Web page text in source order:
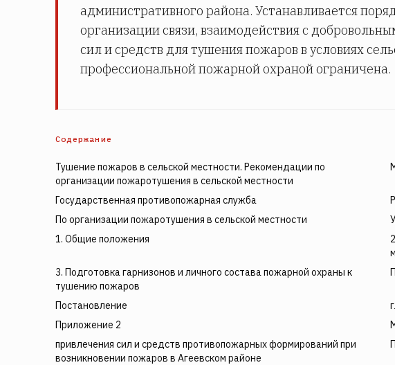
административного района. Устанавливается
организации связи, взаимодействия с
сил и средств для тушения пожаров в условиях
профессиональной пожарной охраной ограничена.
Содержание
Тушение пожаров в сельской местности. Рекомендации по
организации пожаротушения в сельской местности
Государственная противопожарная служба
По организации пожаротушения в сельской местности
1. Общие положения
3. Подготовка гарнизонов и личного состава пожарной охраны к
тушению пожаров
Постановление
Приложение 2
привлечения сил и средств противопожарных формирований при
возникновении пожаров в Агеевском районе